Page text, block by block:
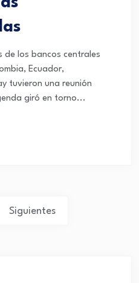
de los bancos centrales
Ecuador,
tuvieron una reunión
giró en torno...
Siguientes